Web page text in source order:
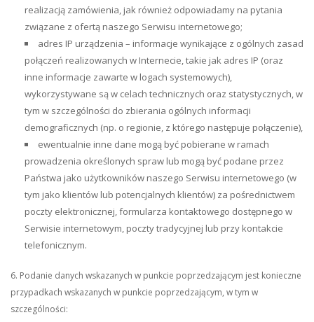
realizacją zamówienia, jak również odpowiadamy na pytania
związane z ofertą naszego Serwisu internetowego;
adres IP urządzenia – informacje wynikające z ogólnych zasad
połączeń realizowanych w Internecie, takie jak adres IP (oraz
inne informacje zawarte w logach systemowych),
wykorzystywane są w celach technicznych oraz statystycznych, w
tym w szczególności do zbierania ogólnych informacji
demograficznych (np. o regionie, z którego następuje połączenie),
ewentualnie inne dane mogą być pobierane w ramach
prowadzenia określonych spraw lub mogą być podane przez
Państwa jako użytkowników naszego Serwisu internetowego (w
tym jako klientów lub potencjalnych klientów) za pośrednictwem
poczty elektronicznej, formularza kontaktowego dostępnego w
Serwisie internetowym, poczty tradycyjnej lub przy kontakcie
telefonicznym.
6. Podanie danych wskazanych w punkcie poprzedzającym jest konieczne
przypadkach wskazanych w punkcie poprzedzającym, w tym w
szczególności: